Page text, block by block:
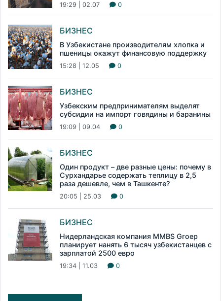
19:29 | 02.07 0
БИЗНЕС
В Узбекистане производителям хлопка и
пшеницы окажут финансовую поддержку
15:28 | 12.05 0
БИЗНЕС
Узбекским предпринимателям выделят
субсидии на импорт говядины и баранины
19:09 | 09.04 0
БИЗНЕС
Один продукт – две разные цены: почему в
Сурхандарье содержать теплицу в 2,5
раза дешевле, чем в Ташкенте?
20:05 | 25.03 0
БИЗНЕС
Нидерландская компания MMBS Groep
планирует нанять 6 тысяч узбекистанцев с
зарплатой 2500 евро
19:34 | 11.03 0